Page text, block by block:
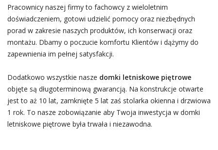
Pracownicy naszej firmy to fachowcy z wieloletnim
doświadczeniem, gotowi udzielić pomocy oraz niezbędnych
porad w zakresie naszych produktów, ich konserwacji oraz
montażu. Dbamy o poczucie komfortu Klientów i dążymy do
zapewnienia im pełnej satysfakcji.
Dodatkowo wszystkie nasze domki letniskowe piętrowe
objęte są długoterminową gwarancją. Na konstrukcje otwarte
jest to aż 10 lat, zamknięte 5 lat zaś stolarka okienna i drzwiowa
1 rok. To nasze zobowiązanie aby Twoja inwestycja w domki
letniskowe piętrowe była trwała i niezawodna.